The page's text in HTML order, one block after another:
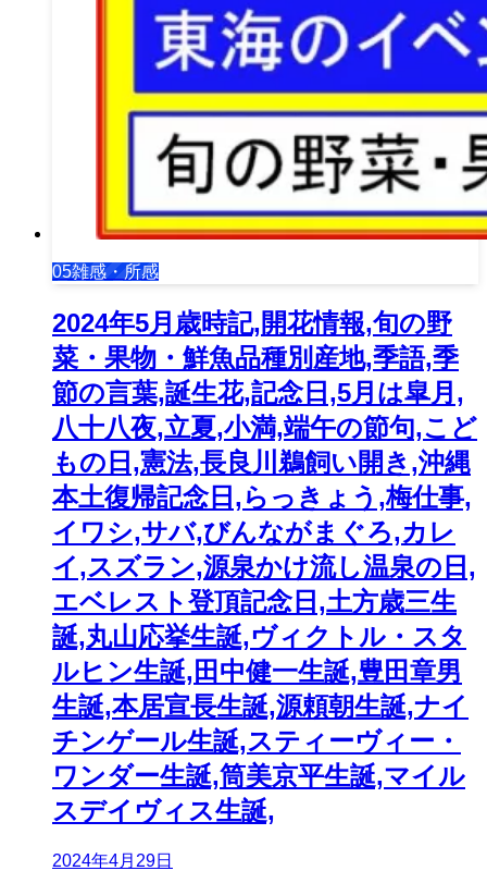
05雑感・所感
2024年5月歳時記,開花情報,旬の野
菜・果物・鮮魚品種別産地,季語,季
節の言葉,誕生花,記念日,5月は皐月,
八十八夜,立夏,小満,端午の節句,こど
もの日,憲法,長良川鵜飼い開き,沖縄
本土復帰記念日,らっきょう,梅仕事,
イワシ,サバ,びんながまぐろ,カレ
イ,スズラン,源泉かけ流し温泉の日,
エベレスト登頂記念日,土方歳三生
誕,丸山応挙生誕,ヴィクトル・スタ
ルヒン生誕,田中健一生誕,豊田章男
生誕,本居宣長生誕,源頼朝生誕,ナイ
チンゲール生誕,スティーヴィー・
ワンダー生誕,筒美京平生誕,マイル
スデイヴィス生誕,
2024年4月29日